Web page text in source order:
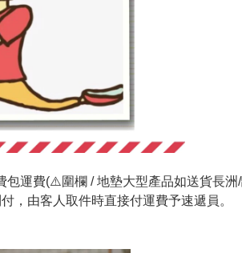
包運費(⚠️圍欄 / 地墊大型產品如送貨長
，由客人取件時直接付運費予速遞員。